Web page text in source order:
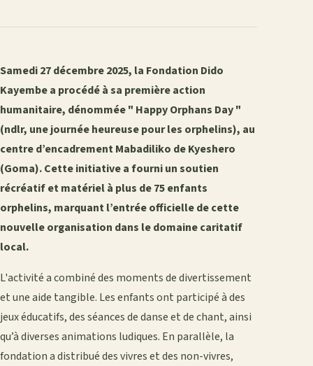
Samedi 27 décembre 2025, la Fondation Dido
Kayembe a procédé à sa première action
humanitaire, dénommée " Happy Orphans Day "
(ndlr, une journée heureuse pour les orphelins), au
centre d’encadrement Mabadiliko de Kyeshero
(Goma). Cette initiative a fourni un soutien
récréatif et matériel à plus de 75 enfants
orphelins, marquant l’entrée officielle de cette
nouvelle organisation dans le domaine caritatif
local.
L'activité a combiné des moments de divertissement
et une aide tangible. Les enfants ont participé à des
jeux éducatifs, des séances de danse et de chant, ainsi
qu’à diverses animations ludiques. En parallèle, la
fondation a distribué des vivres et des non-vivres,